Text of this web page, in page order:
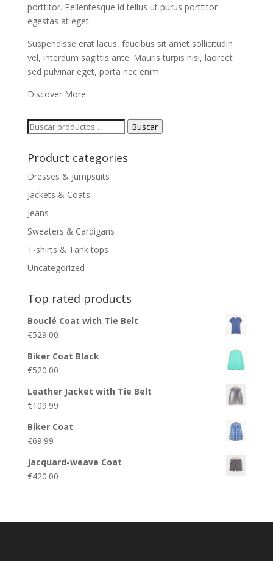
porttitor. Pellentesque id tellus ut purus porttitor
egestas at eget.
Suspendisse erat lacus, faucibus sit amet sollicitudin
vel, interdum sagittis ante. Mauris turpis nisi, laoreet
sed pulvinar eget, porta nec enim.
Discover More
Buscar
Buscar
Product categories
Dresses & Jumpsuits
Jackets & Coats
Jeans
Sweaters & Cardigans
T-shirts & Tank tops
Uncategorized
Top rated products
Bouclé Coat with Tie Belt
€529.00
Biker Coat Black
€520.00
Leather Jacket with Tie Belt
€109.99
Biker Coat
€69.99
Jacquard-weave Coat
€420.00